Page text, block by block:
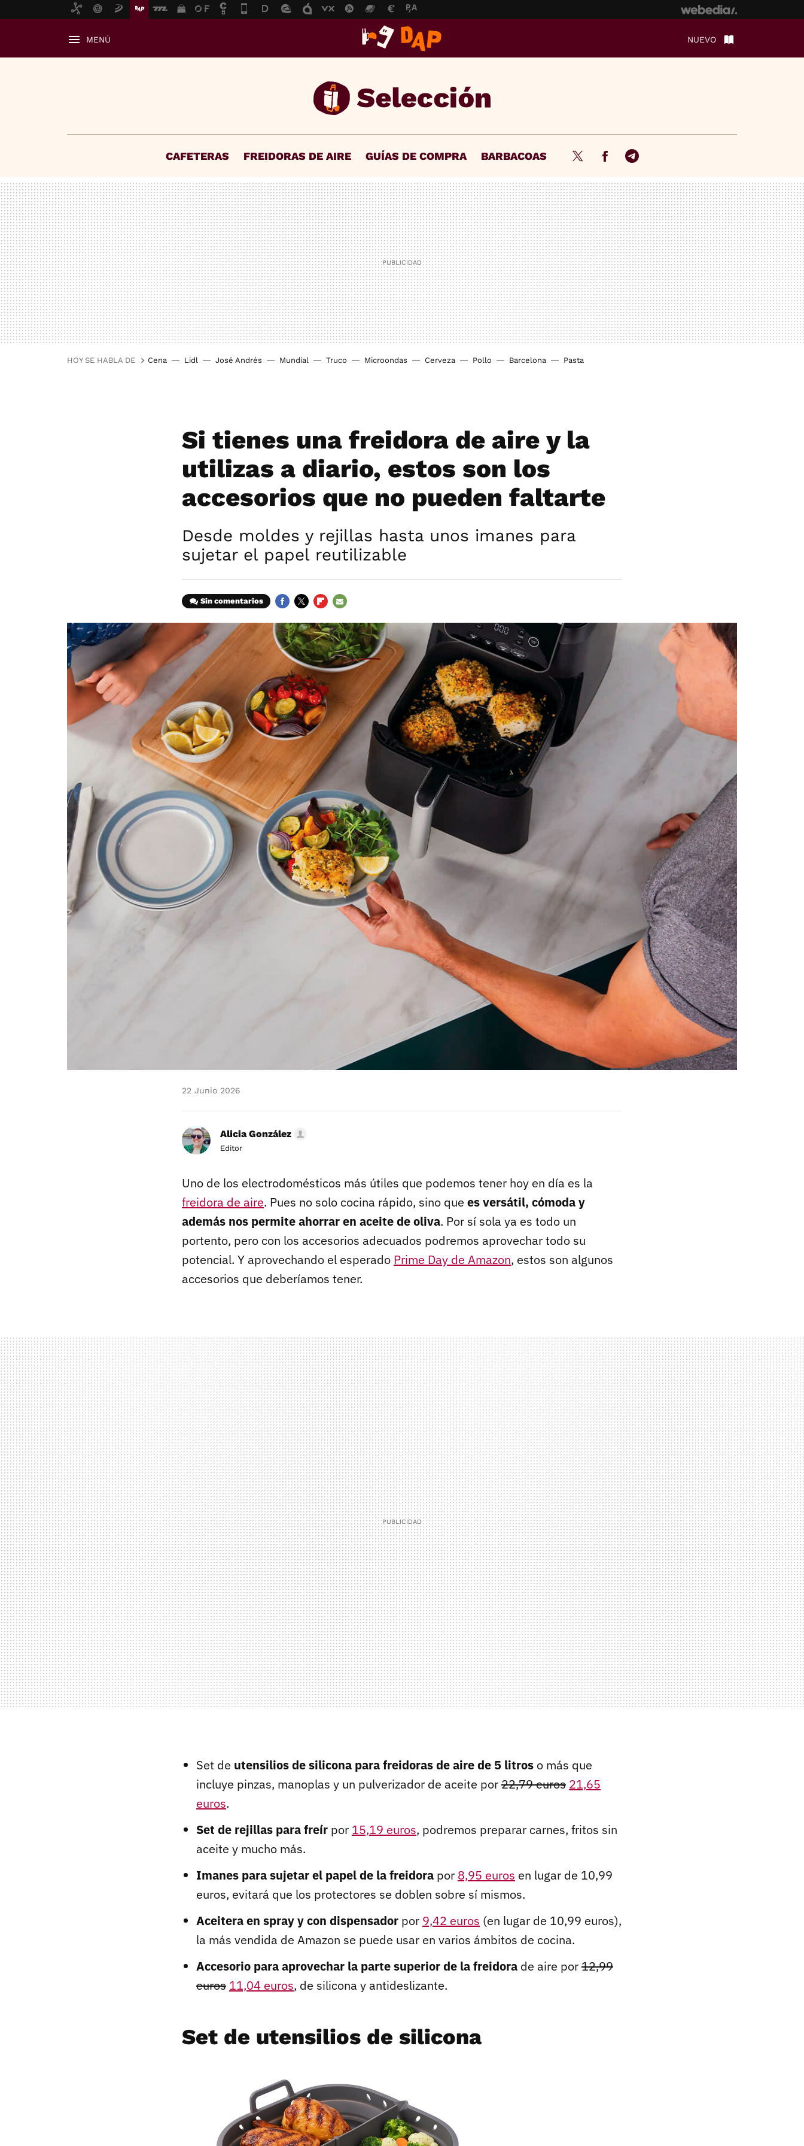
MENÚ NUEVO
CAFETERAS FREIDORAS DE AIRE GUÍAS DE COMPRA BARBACOAS Twitter FacebookTelegram
HOY SE HABLA DE Cena Lidl José Andrés Mundial Truco Microondas Cerveza Pollo Barcelona Pasta
Si tienes una freidora de aire y la
utilizas a diario, estos son los
accesorios que no pueden faltarte
Desde moldes y rejillas hasta unos imanes para
sujetar el papel reutilizable
Sin comentarios
MAIL
22 Junio 2026
Alicia González
Editor
Uno de los electrodomésticos más útiles que podemos tener hoy en día es la
freidora de aire. Pues no solo cocina rápido, sino que es versátil, cómoda y
además nos permite ahorrar en aceite de oliva. Por sí sola ya es todo un
portento, pero con los accesorios adecuados podremos aprovechar todo su
potencial. Y aprovechando el esperado Prime Day de Amazon, estos son algunos
accesorios que deberíamos tener.
Set de utensilios de silicona para freidoras de aire de 5 litros o más que
incluye pinzas, manoplas y un pulverizador de aceite por22,79 euros 21,65
euros.
Set de rejillas para freír por 15,19 euros, podremos preparar carnes, fritos sin
aceite y mucho más.
Imanes para sujetar el papel de la freidora por 8,95 euros en lugar de 10,99
euros, evitará que los protectores se doblen sobre sí mismos.
Aceitera en spray y con dispensador por 9,42 euros (en lugar de 10,99 euros),
la más vendida de Amazon se puede usar en varios ámbitos de cocina.
Accesorio para aprovechar la parte superior de la freidora de aire por12,99
euros 11,04 euros, de silicona y antideslizante.
Set de utensilios de silicona